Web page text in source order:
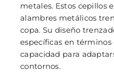
metales. Estos cepillos
alambres metálicos
copa. Su diseño
específicas en
capacidad para
contornos.